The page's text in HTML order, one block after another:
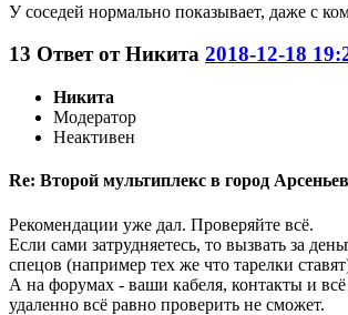
У соседей нормально показывает, даже с
13 Ответ отНикита 2018-12-18
Никита
Модератор
Неактивен
Re: Второй мультиплекс в город Арсеньев
Рекомендации уже дал. Проверяйте всё.
Если сами затрудняетесь, то вызвать за
спецов (например тех же что тарелки
А на форумах - ваши кабеля, контакты и
удаленно всё равно проверить не сможет.